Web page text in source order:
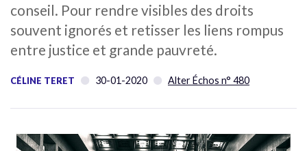
conseil. Pour rendre visibles des droits
souvent ignorés et retisser les liens rompus
entre justice et grande pauvreté.
CÉLINE TERET 30-01-2020 Alter Échos n° 480